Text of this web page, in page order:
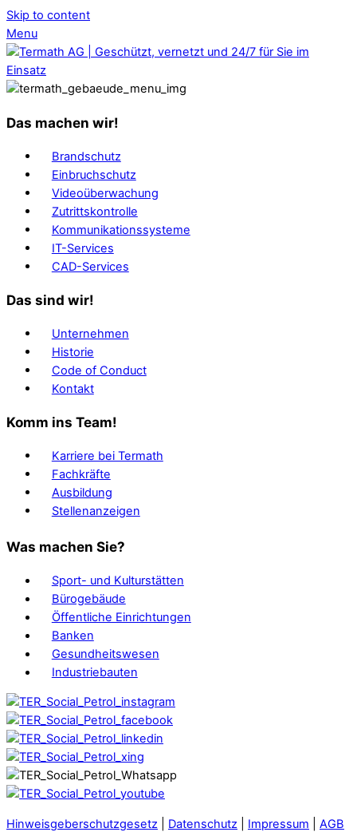
Skip to content
Menu
Das machen wir!
Brandschutz
Einbruchschutz
Videoüberwachung
Zutrittskontrolle
Kommunikationssysteme
IT-Services
CAD-Services
Das sind wir!
Unternehmen
Historie
Code of Conduct
Kontakt
Komm ins Team!
Karriere bei Termath
Fachkräfte
Ausbildung
Stellenanzeigen
Was machen Sie?
Sport- und Kulturstätten
Bürogebäude
Öffentliche Einrichtungen
Banken
Gesundheitswesen
Industriebauten
Hinweisgeberschutzgesetz Datenschutz Impressum
AGB